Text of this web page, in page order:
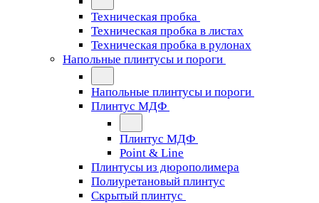
Техническая пробка
Техническая пробка в листах
Техническая пробка в рулонах
Напольные плинтусы и пороги
Напольные плинтусы и пороги
Плинтус МДФ
Плинтус МДФ
Point & Line
Плинтусы из дюрополимера
Полиуретановый плинтус
Скрытый плинтус